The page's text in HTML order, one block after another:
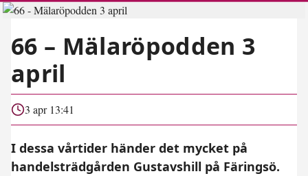
66 – Mälaröpodden 3
april
3 apr 13:41
I dessa vårtider händer det mycket på
handelsträdgården Gustavshill på Färingsö.